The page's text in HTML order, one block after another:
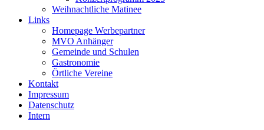
Weihnachtliche Matinee
Links
Homepage Werbepartner
MVO Anhänger
Gemeinde und Schulen
Gastronomie
Örtliche Vereine
Kontakt
Impressum
Datenschutz
Intern